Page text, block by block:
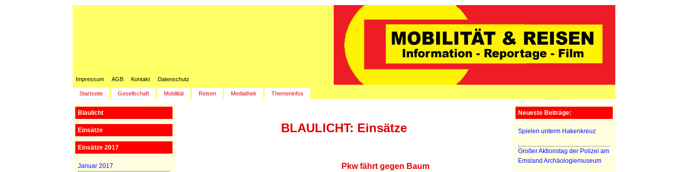
Impressum AGB Kontakt Datenschutz
Startseite Gesellschaft Mobilität Reisen Mediathek Themeninfos
Blaulicht
Einsätze
Einsätze 2017
Januar 2017
Neueste Beiträge:
Spielen unterm Hakenkreuz
Großer Aktionstag der Polizei am
Emsland Archäologiemuseum
BLAULICHT: Einsätze
Pkw fährt gegen Baum